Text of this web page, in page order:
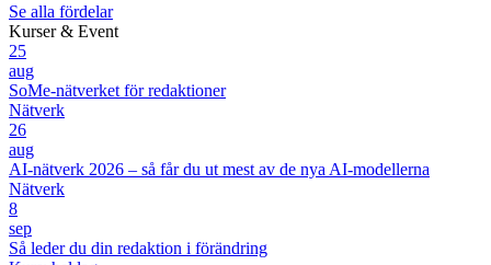
Se alla fördelar
Kurser & Event
25
aug
SoMe-nätverket för redaktioner
Nätverk
26
aug
AI-nätverk 2026 – så får du ut mest av de nya AI-modellerna
Nätverk
8
sep
Så leder du din redaktion i förändring